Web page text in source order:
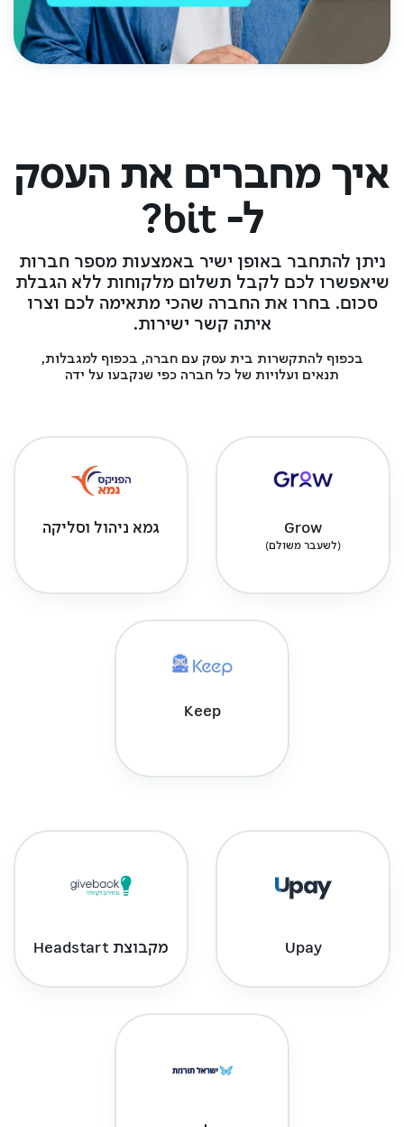
איך מחברים את העסק
ל- bit?
ניתן להתחבר באופן ישיר באמצעות מספר חברות
שיאפשרו לכם לקבל תשלום מלקוחות ללא הגבלת
סכום. בחרו את החברה שהכי מתאימה לכם וצרו
איתה קשר ישירות.
בכפוף להתקשרות בית עסק עם חברה, בכפוף למגבלות,
תנאים ועלויות של כל חברה כפי שנקבעו על ידה
Grow
(לשעבר משולם)
גמא ניהול וסליקה
Keep
Upay מקבוצת Headstart